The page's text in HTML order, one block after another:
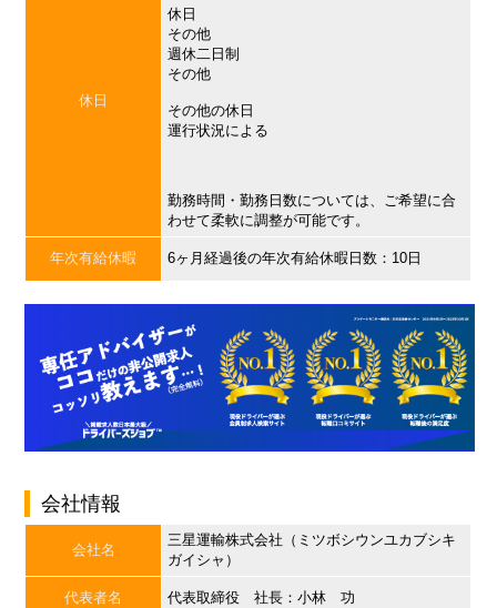
休日
休日
その他
週休二日制
その他
その他の休日
運行状況による
勤務時間・勤務日数については、ご希望に合
わせて柔軟に調整が可能です。
年次有給休暇 6ヶ月経過後の年次有給休暇日数：10日
会社情報
会社名
三星運輸株式会社（ミツボシウンユカブシキ
ガイシャ）
代表者名 代表取締役 社長：小林 功